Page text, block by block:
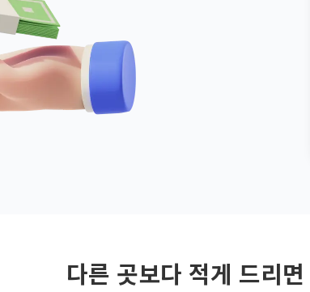
다른 곳보다 적게 드리면